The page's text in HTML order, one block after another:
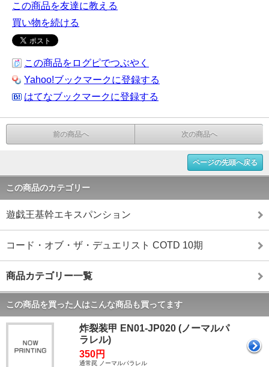
この商品を友達に教える
買い物を続ける
この商品をログピでつぶやく
Yahoo!ブックマークに登録する
はてなブックマークに登録する
前の商品へ 次の商品へ
ページの先頭へ戻る
この商品のカテゴリー
遊戯王基幹エキスパンション
コード・オブ・ザ・デュエリスト COTD 10期
商品カテゴリー一覧
この商品を買った人はこんな商品も買ってます
炸裂装甲 EN01-JP020 (ノーマルパ
ラレル)
350円
通常罠 ノーマルパラレル